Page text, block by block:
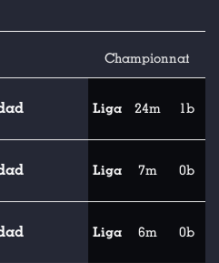
Championnat
Liga 24m 1b
Liga 7m 0b
Liga 6m 0b